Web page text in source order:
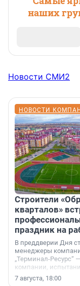
наших
Новости СМИ2
НОВОСТИ
Строители
кварталов»
праздник на
В преддверии Дня
менеджеры
„Терминал-Ресурс“
компании,
осторожного
7 августа, 18:00